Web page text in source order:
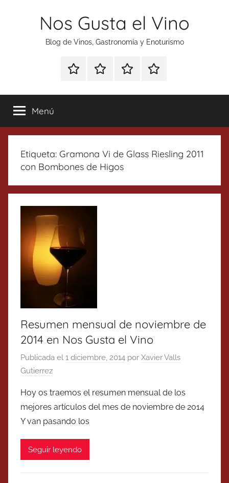
Nos Gusta el Vino
Blog de Vinos, Gastronomía y Enoturismo
Especial
Tonics
Enoturismo
Gastronomía
RankingContacto
Menú
Etiqueta: Gramona Vi de Glass Riesling 2011
con Bombones de Higos
Resumen mensual de noviembre de
2014 en Nos Gusta el Vino
Publicada el 1 diciembre, 2014 por Xavier Valls
Gutierrez
Hoy os traemos el resumen mensual de los
mejores artículos del mes de noviembre de 2014
Y van pasando los
Seguir leyendo